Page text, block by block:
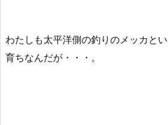
わたしも太平洋側の釣りのメッカと
育ちなんだが・・・。